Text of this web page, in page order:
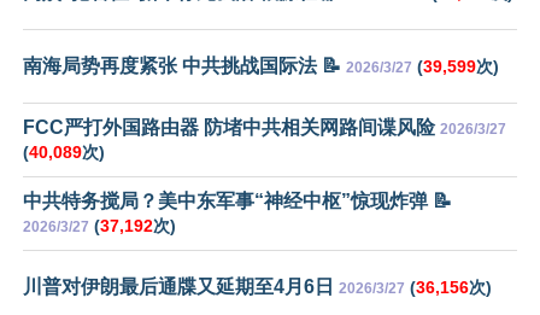
南海局势再度紧张 中共挑战国际法 📝 2026/3/27 (39,599次)
FCC严打外国路由器 防堵中共相关网路间谍风险 2026/3/27
(40,089次)
中共特务搅局？美中东军事“神经中枢”惊现炸弹 📝
2026/3/27 (37,192次)
川普对伊朗最后通牒又延期至4月6日 2026/3/27 (36,156次)